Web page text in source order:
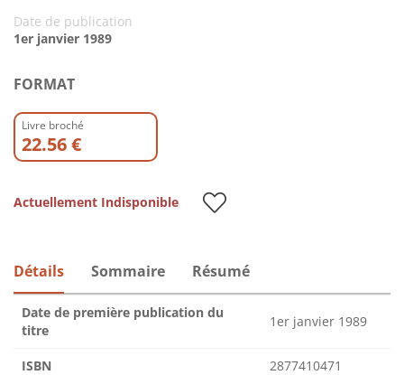
Date de publication
1er janvier 1989
FORMAT
Livre broché
22.56 €
Actuellement Indisponible
Détails Sommaire Résumé
Date de première publication du
titre
1er janvier 1989
ISBN 2877410471